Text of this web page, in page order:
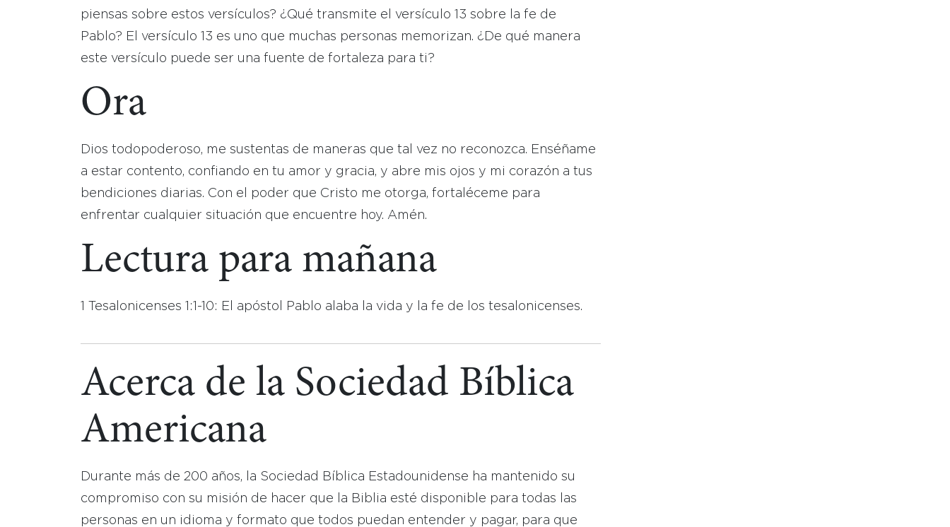
piensas sobre estos versículos? ¿Qué transmite el versículo 13 sobre la fe de
Pablo? El versículo 13 es uno que muchas personas memorizan. ¿De qué manera
este versículo puede ser una fuente de fortaleza para ti?
Ora
Dios todopoderoso, me sustentas de maneras que tal vez no reconozca. Enséñame
a estar contento, confiando en tu amor y gracia, y abre mis ojos y mi corazón a tus
bendiciones diarias. Con el poder que Cristo me otorga, fortaléceme para
enfrentar cualquier situación que encuentre hoy. Amén.
Lectura para mañana
1 Tesalonicenses 1:1-10: El apóstol Pablo alaba la vida y la fe de los tesalonicenses.
Acerca de la Sociedad Bíblica
Americana
Durante más de 200 años, la Sociedad Bíblica Estadounidense ha mantenido su
compromiso con su misión de hacer que la Biblia esté disponible para todas las
personas en un idioma y formato que todos puedan entender y pagar, para que